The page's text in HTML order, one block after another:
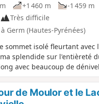
+1 460 m
-1 459 m
Très difficile
Germ (Hautes-Pyrénées)
sommet isolé fleurtant avec
splendide sur l'entièreté
avec beaucoup de
des lacs d'altitude.
physique.
de Moulor et le